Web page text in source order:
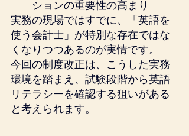
ションの重要性の高まり
実務の現場ではすでに、「英語を
使う会計士」が特別な存在ではな
くなりつつあるのが実情です。
今回の制度改正は、こうした実務
環境を踏まえ、試験段階から英語
リテラシーを確認する狙いがある
と考えられます。